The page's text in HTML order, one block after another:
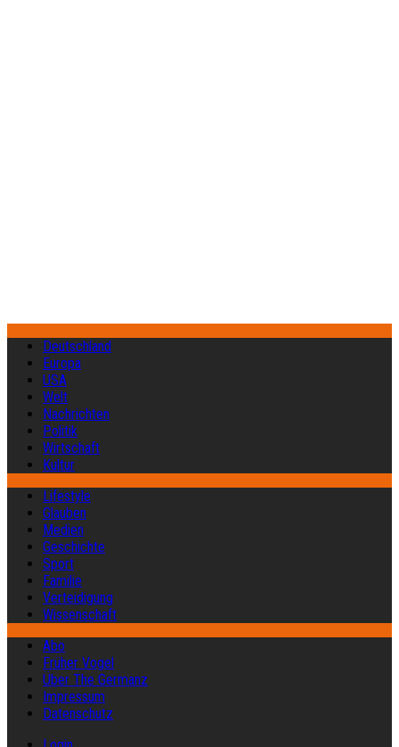
Deutschland
Europa
USA
Welt
Nachrichten
Politik
Wirtschaft
Kultur
Lifestyle
Glauben
Medien
Geschichte
Sport
Familie
Verteidigung
Wissenschaft
Abo
Früher Vogel
Über The Germanz
Impressum
Datenschutz